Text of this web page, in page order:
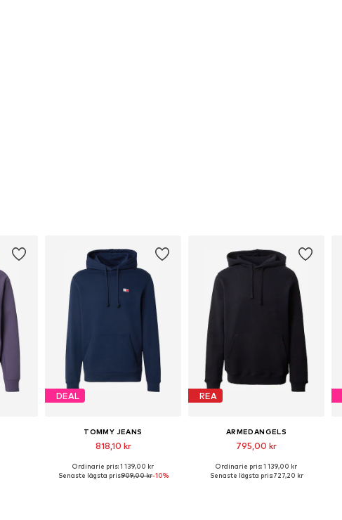
DEAL
TOMMY JEANS
818,10 kr
Tillgänglig i många storlekar
Ordinarie pris: 1 139,00 kr
Senaste lägsta pris:909,00 kr-10%
REA
ARMEDANGELS
795,00 kr
Ordinarie pris: 1 139,00 kr
Senaste lägsta pris:727,20 kr